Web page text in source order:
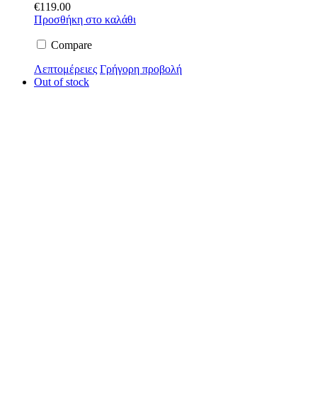
€119.00
Προσθήκη στο καλάθι
Compare
Λεπτομέρειες Γρήγορη προβολή
Out of stock